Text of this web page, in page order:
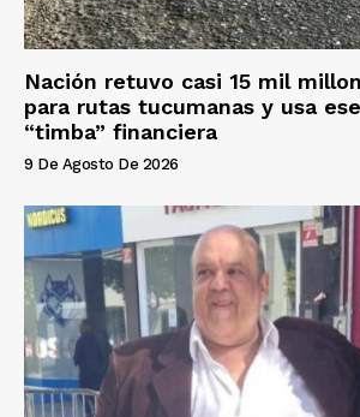
Nación retuvo casi 15 mil
para rutas tucumanas y usa
“timba” financiera
9 De Agosto De 2026